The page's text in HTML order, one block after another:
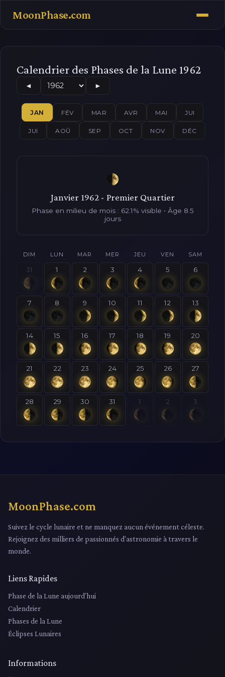
MoonPhase.com
Calendrier des Phases de la Lune 1962
◄ ►
JAN FÉV MAR AVR MAI JUI
JUI AOÛ SEP OCT NOV DÉC
Janvier 1962 - Premier Quartier
Phase en milieu de mois : 62.1% visible • Âge 8.5
jours
DIM LUN MAR MER JEU VEN SAM
31 1 2 3 4 5 6
7 8 9 10 11 12 13
14 15 16 17 18 19 20
21 22 23 24 25 26 27
28 29 30 31 1 2 3
MoonPhase.com
Suivez le cycle lunaire et ne manquez aucun événement céleste.
Rejoignez des milliers de passionnés d'astronomie à travers le
monde.
Liens Rapides
Phase de la Lune aujourd'hui
Calendrier
Phases de la Lune
Éclipses Lunaires
Informations